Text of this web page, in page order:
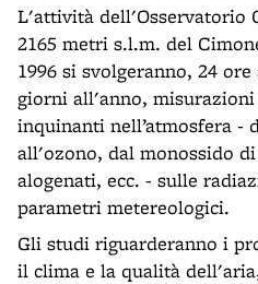
L'attività dell'Osservatorio
2165 metri s.l.m. del
1996 si svolgeranno, 24
giorni all'anno,
inquinanti nell’atmosfera -
all'ozono, dal monossido
alogenati, ecc. - sulle
parametri metereologici.
Gli studi riguarderanno i
il clima e la qualità